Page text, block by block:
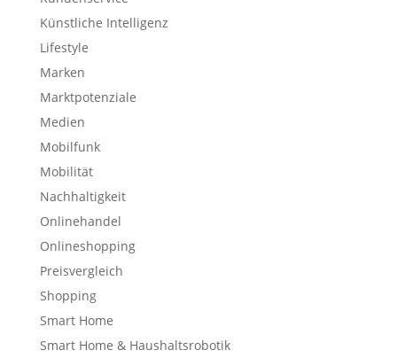
Künstliche Intelligenz
Lifestyle
Marken
Marktpotenziale
Medien
Mobilfunk
Mobilität
Nachhaltigkeit
Onlinehandel
Onlineshopping
Preisvergleich
Shopping
Smart Home
Smart Home & Haushaltsrobotik